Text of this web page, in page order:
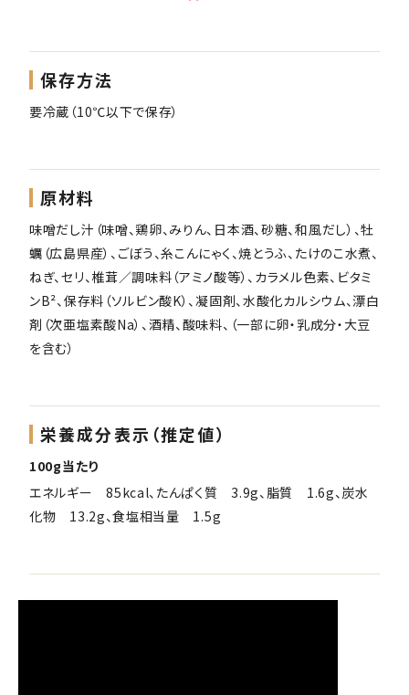
保存方法
要冷蔵（10℃以下で保存）
原材料
味噌だし汁（味噌、鶏卵、みりん、日本酒、砂糖、和風だし）、牡
蠣（広島県産）、ごぼう、糸こんにゃく、焼とうふ、たけのこ水煮、
ねぎ、セリ、椎茸／調味料（アミノ酸等）、カラメル色素、ビタミ
ンB²、保存料（ソルビン酸K）、凝固剤、水酸化カルシウム、漂白
剤（次亜塩素酸Na）、酒精、酸味料、（一部に卵・乳成分・大豆
を含む）
栄養成分表示（推定値）
100g当たり
エネルギー 85kcal、たんぱく質 3.9g、脂質 1.6g、炭水
化物 13.2g、食塩相当量 1.5g